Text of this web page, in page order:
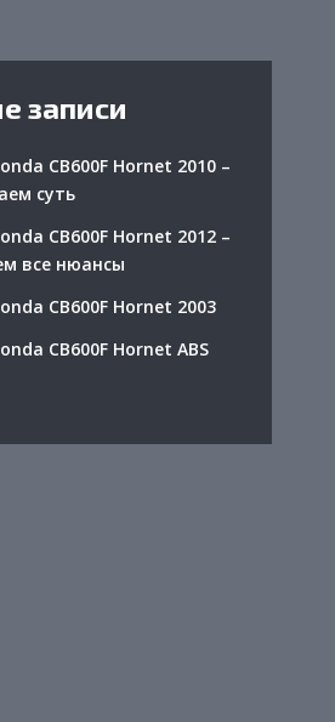
записи
CB600F Hornet 2010 –
суть
CB600F Hornet 2012 –
все нюансы
CB600F Hornet 2003
CB600F Hornet ABS